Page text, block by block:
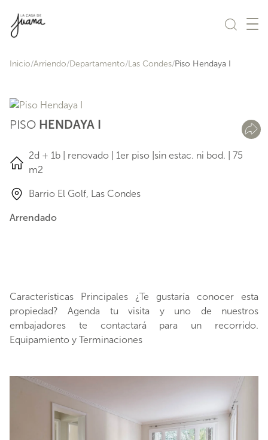
Inicio Arriendo Departamento Las Condes Piso Hendaya I
PISO HENDAYA I
2d + 1b | renovado | 1er piso |sin estac. ni bod. | 75
m2
Barrio El Golf, Las Condes
Arrendado
Características Principales ¿Te gustaría conocer esta
propiedad? Agenda tu visita y uno de nuestros
embajadores te contactará para un recorrido.
Equipamiento y Terminaciones